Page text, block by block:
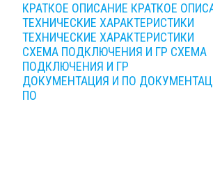
КРАТКОЕ ОПИСАНИЕ КРАТКОЕ
ТЕХНИЧЕСКИЕ ХАРАКТЕРИСТИКИ
ТЕХНИЧЕСКИЕ ХАРАКТЕРИСТИКИ
СХЕМА ПОДКЛЮЧЕНИЯ И ГР СХЕМА
ПОДКЛЮЧЕНИЯ И ГР
ДОКУМЕНТАЦИЯ И ПО
ПО